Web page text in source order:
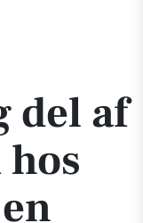
i en fuldtidsstilling
del af